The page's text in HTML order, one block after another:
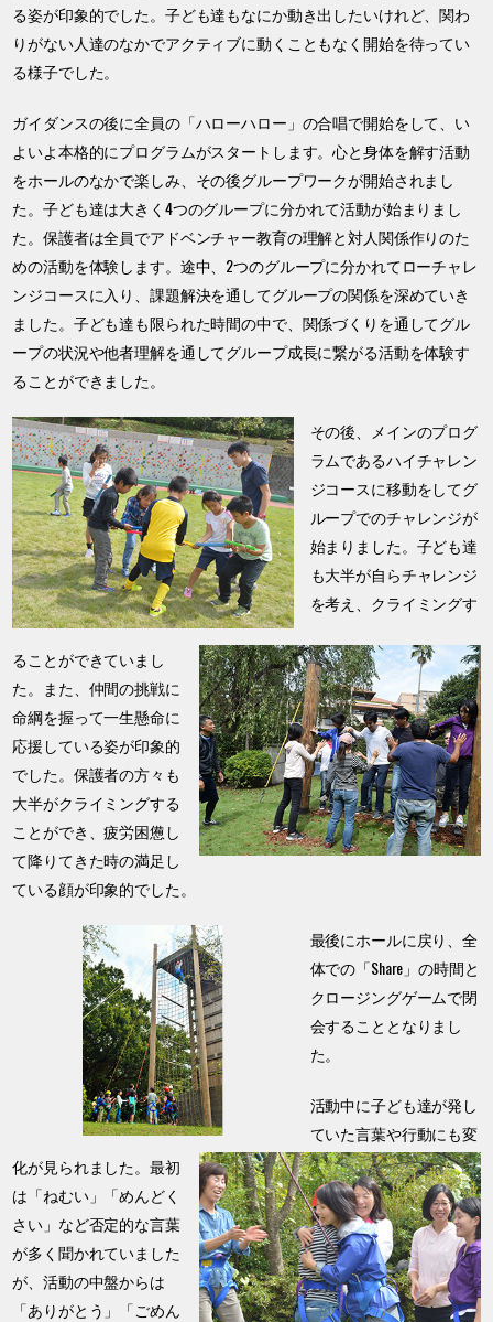
る姿が印象的でした。子ども達もなにか動き出したいけれど、関わ
りがない人達のなかでアクティブに動くこともなく開始を待ってい
る様子でした。
ガイダンスの後に全員の「ハローハロー」の合唱で開始をして、い
よいよ本格的にプログラムがスタートします。心と身体を解す活動
をホールのなかで楽しみ、その後グループワークが開始されまし
た。子ども達は大きく4つのグループに分かれて活動が始まりまし
た。保護者は全員でアドベンチャー教育の理解と対人関係作りのた
めの活動を体験します。途中、2つのグループに分かれてローチャレ
ンジコースに入り、課題解決を通してグループの関係を深めていき
ました。子ども達も限られた時間の中で、関係づくりを通してグル
ープの状況や他者理解を通してグループ成長に繋がる活動を体験す
ることができました。
その後、メインのプログ
ラムであるハイチャレン
ジコースに移動をしてグ
ループでのチャレンジが
始まりました。子ども達
も大半が自らチャレンジ
を考え、クライミングす
ることができていまし
た。また、仲間の挑戦に
命綱を握って一生懸命に
応援している姿が印象的
でした。保護者の方々も
大半がクライミングする
ことができ、疲労困憊し
て降りてきた時の満足し
ている顔が印象的でした。
最後にホールに戻り、全
体での「Share」の時間と
クロージングゲームで閉
会することとなりまし
た。
活動中に子ども達が発し
ていた言葉や行動にも変
化が見られました。最初
は「ねむい」「めんどく
さい」など否定的な言葉
が多く聞かれていました
が、活動の中盤からは
「ありがとう」「ごめん